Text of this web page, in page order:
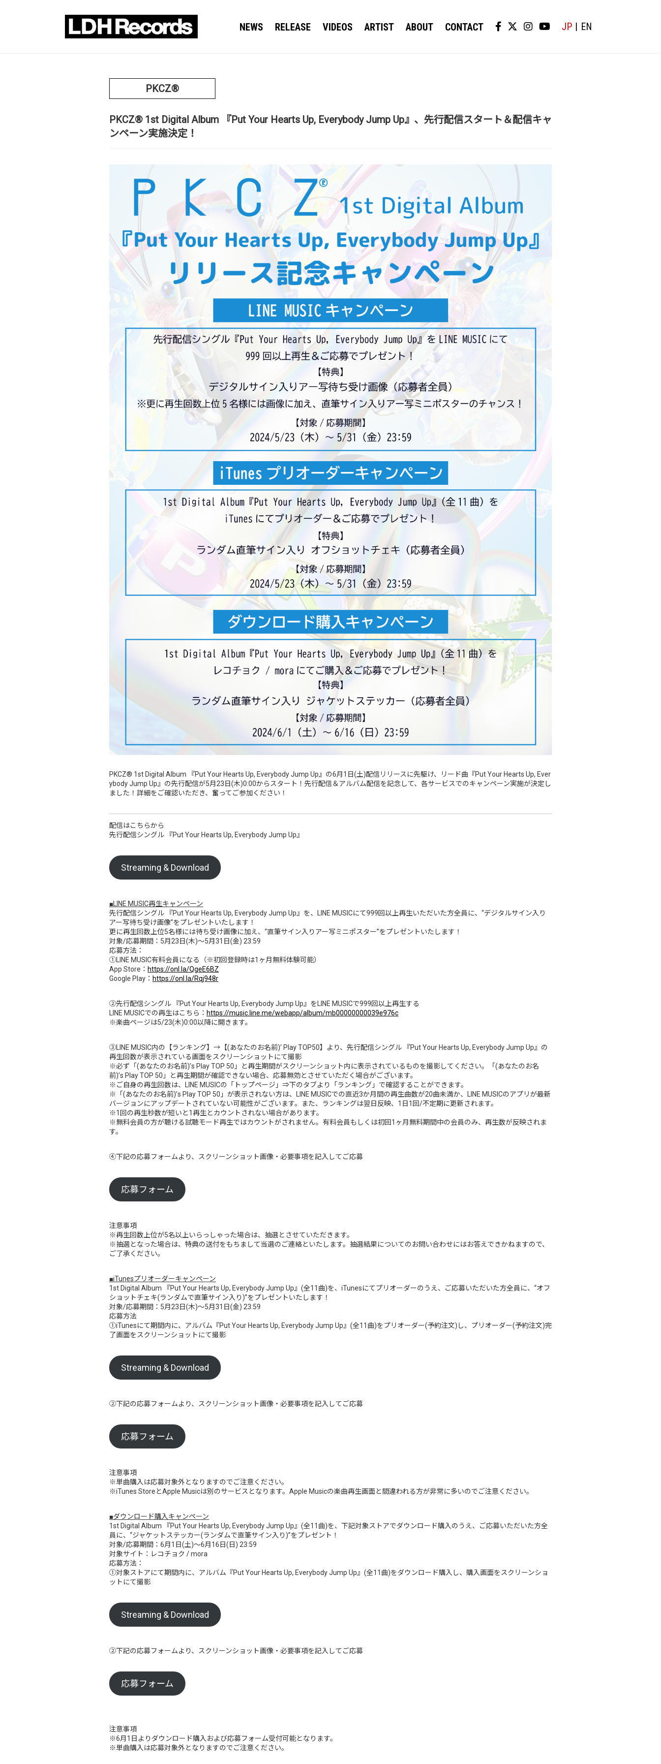
NEWS RELEASE VIDEOS ARTIST ABOUT CONTACT JP EN
PKCZ®
PKCZ® 1st Digital Album 『Put Your Hearts Up, Everybody Jump Up』、先行配信スタート＆配信キャ
ンペーン実施決定！
PKCZ® 1st Digital Album 『Put Your Hearts Up, Everybody Jump Up』の6月1日(土)配信リリースに先駆け、リード曲『Put Your Hearts Up, Ever
ybody Jump Up』の先行配信が5月23日(木)0:00からスタート！先行配信＆アルバム配信を記念して、各サービスでのキャンペーン実施が決定し
ました！詳細をご確認いただき、奮ってご参加ください！
配信はこちらから
先行配信シングル 『Put Your Hearts Up, Everybody Jump Up』
Streaming & Download
■LINE MUSIC再生キャンペーン
先行配信シングル 『Put Your Hearts Up, Everybody Jump Up』を、LINE MUSICにて999回以上再生いただいた方全員に、“デジタルサイン入り
アー写待ち受け画像”をプレゼントいたします！
更に再生回数上位5名様には待ち受け画像に加え、“直筆サイン入りアー写ミニポスター”をプレゼントいたします！
対象/応募期間：5月23日(木)～5月31日(金) 23:59
応募方法：
①LINE MUSIC有料会員になる（※初回登録時は1ヶ月無料体験可能）
App Store： https://onl.la/QgeE6BZ
Google Play： https://onl.la/Rqj948r
②先行配信シングル 『Put Your Hearts Up, Everybody Jump Up』をLINE MUSICで999回以上再生する
LINE MUSICでの再生はこちら： https://music.line.me/webapp/album/mb00000000039e976c
※楽曲ページは5/23(木)0:00以降に開きます。
③LINE MUSIC内の【ランキング】→【(あなたのお名前)’ Play TOP50】より、先行配信シングル 『Put Your Hearts Up, Everybody Jump Up』の
再生回数が表示されている画面をスクリーンショットにて撮影
※必ず「(あなたのお名前)’s Play TOP 50」と再生期間がスクリーンショット内に表示されているものを撮影してください。「(あなたのお名
前)’s Play TOP 50」と再生期間が確認できない場合、応募無効とさせていただく場合がございます。
※ご自身の再生回数は、LINE MUSICの「トップページ」⇒下のタブより「ランキング」で確認することができます。
※「(あなたのお名前)’s Play TOP 50」が表示されない方は、LINE MUSICでの直近3か月間の再生曲数が20曲未満か、LINE MUSICのアプリが最新
バージョンにアップデートされていない可能性がございます。また、ランキングは翌日反映、1日1回/不定期に更新されます。
※1回の再生秒数が短いと1再生とカウントされない場合があります。
※無料会員の方が聴ける試聴モード再生ではカウントがされません。有料会員もしくは初回1ヶ月無料期間中の会員のみ、再生数が反映されま
す。
④下記の応募フォームより、スクリーンショット画像・必要事項を記入してご応募
応募フォーム
注意事項
※再生回数上位が5名以上いらっしゃった場合は、抽選とさせていただきます。
※抽選となった場合は、特典の送付をもちまして当選のご連絡といたします。抽選結果についてのお問い合わせにはお答えできかねますので、
ご了承ください。
■iTunesプリオーダーキャンペーン
1st Digital Album 『Put Your Hearts Up, Everybody Jump Up』(全11曲)を、iTunesにてプリオーダーのうえ、ご応募いただいた方全員に、“オフ
ショットチェキ(ランダムで直筆サイン入り)”をプレゼントいたします！
対象/応募期間：5月23日(木)～5月31日(金) 23:59
応募方法
①iTunesにて期間内に、アルバム『Put Your Hearts Up, Everybody Jump Up』(全11曲)をプリオーダー(予約注文)し、プリオーダー(予約注文)完
了画面をスクリーンショットにて撮影
Streaming & Download
②下記の応募フォームより、スクリーンショット画像・必要事項を記入してご応募
応募フォーム
注意事項
※単曲購入は応募対象外となりますのでご注意ください。
※iTunes StoreとApple Musicは別のサービスとなります。Apple Musicの楽曲再生画面と間違われる方が非常に多いのでご注意ください。
■ダウンロード購入キャンペーン
1st Digital Album 『Put Your Hearts Up, Everybody Jump Up』(全11曲)を、下記対象ストアでダウンロード購入のうえ、ご応募いただいた方全
員に、“ジャケットステッカー(ランダムで直筆サイン入り)”をプレゼント！
対象/応募期間：6月1日(土)～6月16日(日) 23:59
対象サイト：レコチョク / mora
応募方法：
①対象ストアにて期間内に、アルバム『Put Your Hearts Up, Everybody Jump Up』(全11曲)をダウンロード購入し、購入画面をスクリーンショ
ットにて撮影
Streaming & Download
②下記の応募フォームより、スクリーンショット画像・必要事項を記入してご応募
応募フォーム
注意事項
※6月1日よりダウンロード購入および応募フォーム受付可能となります。
※単曲購入は応募対象外となりますのでご注意ください。